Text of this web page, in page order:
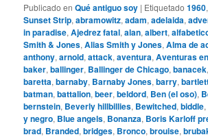
Publicado en Qué antiguo soy | Etiquetado 1960
Sunset Strip,abramowitz,adam,adelaida,
in paradise,Ajedrez fatal,alan,albert,
Smith & Jones,Alias Smith y Jones,Alma de
anthony,arnold,attack,aventura,Aventuras
baker,ballinger, Ballinger de Chicago,banacek
baretta,barnaby, Barnaby Jones,barry,
batman,battalion,beer,beldord, Ben (el oso),
bernstein, Beverly hillbillies, Bewitched,biddle,
y negro, Blue angels, Bonanza, Boris Karloff
brad, Branded,bridges, Bronco,brouise,